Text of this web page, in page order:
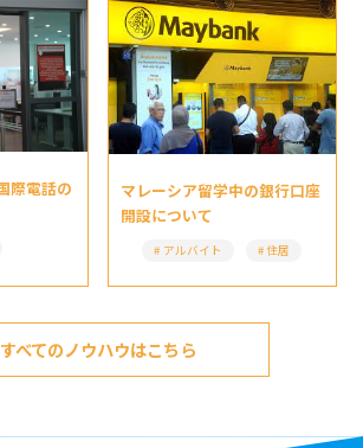
際電話の
マレーシア留学中の銀行口座
開設について
アルバイト 住居
すべてのノウハウはこちら